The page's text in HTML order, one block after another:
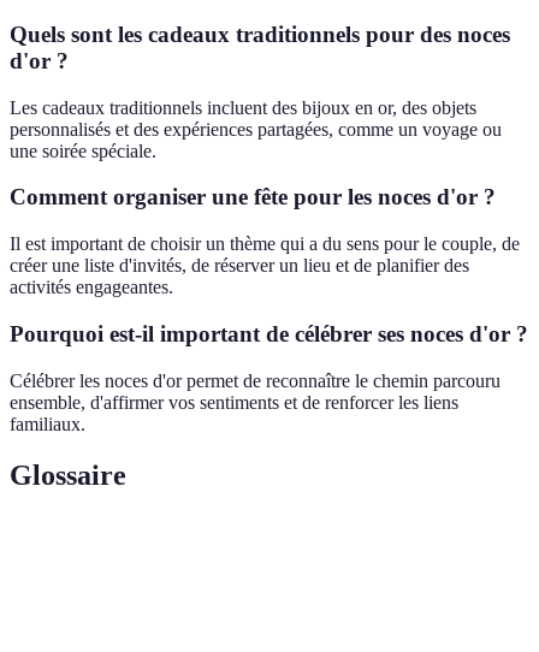
Quels sont les cadeaux traditionnels pour des noces
d'or ?
Les cadeaux traditionnels incluent des bijoux en or, des objets
personnalisés et des expériences partagées, comme un voyage ou
une soirée spéciale.
Comment organiser une fête pour les noces d'or ?
Il est important de choisir un thème qui a du sens pour le couple, de
créer une liste d'invités, de réserver un lieu et de planifier des
activités engageantes.
Pourquoi est-il important de célébrer ses noces d'or ?
Célébrer les noces d'or permet de reconnaître le chemin parcouru
ensemble, d'affirmer vos sentiments et de renforcer les liens
familiaux.
Glossaire